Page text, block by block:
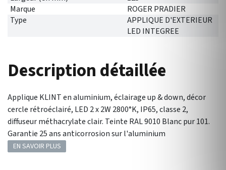
Marque
ROGER PRADIER
Type
APPLIQUE D'EXTERIEUR
LED INTEGREE
Description détaillée
Applique KLINT en aluminium, éclairage up & down, décor
cercle rétroéclairé, LED 2 x 2W 2800°K, IP65, classe 2,
diffuseur méthacrylate clair. Teinte RAL 9010 Blanc pur 101.
Garantie 25 ans anticorrosion sur l'aluminium
EN SAVOIR PLUS